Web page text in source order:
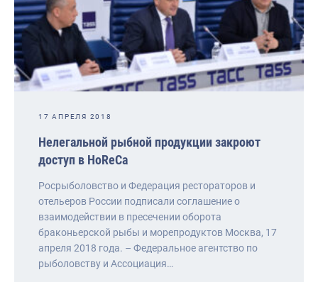
17 АПРЕЛЯ 2018
Нелегальной рыбной продукции закроют
доступ в HoReCa
Росрыболовство и Федерация рестораторов и
отельеров России подписали соглашение о
взаимодействии в пресечении оборота
браконьерской рыбы и морепродуктов Москва, 17
апреля 2018 года. – Федеральное агентство по
рыболовству и Ассоциация…